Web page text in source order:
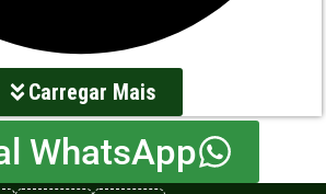
Carregar Mais
WhatsApp